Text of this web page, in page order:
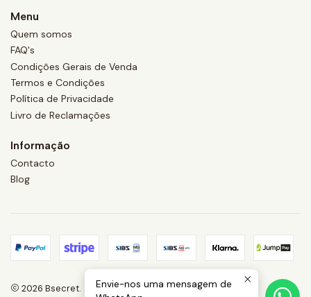
Menu
Quem somos
FAQ's
Condições Gerais de Venda
Termos e Condições
Política de Privacidade
Livro de Reclamações
Informação
Contacto
Blog
2026 Bsecret.
Envie-nos uma mensagem de